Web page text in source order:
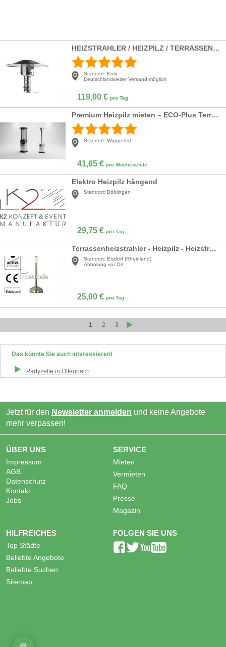
HEIZSTRAHLER / HEIZPILZ / TERRASSEN-STRAHLER
Standort: Köln
Deutschlandweiter Versand möglich
119,00 € pro Tag
Premium Heizpilz mieten – ECO-Plus Terrassenstrahler (8 kW) für Event & Party
Standort: Wuppertal
41,65 € pro Wochenende
Elektro Heizpilz hängend
Standort: Böblingen
29,75 € pro Tag
Terrassenheizstrahler - Heizpilz - Heizstrahler
Standort: Elsdorf (Rheinland)
Abholung vor Ort
25,00 € pro Tag
1 2 3
Das könnte Sie auch interessieren!
Partyzelte in Offenbach
Jetzt für den Newsletter anmelden und keine Angebote
mehr verpassen!
ÜBER UNS
Impressum
AGB
Datenschutz
Kontakt
Jobs
SERVICE
Mieten
Vermieten
FAQ
Presse
Magazin
HILFREICHES
Top Städte
Beliebte Angebote
Beliebte Suchen
Sitemap
FOLGEN SIE UNS